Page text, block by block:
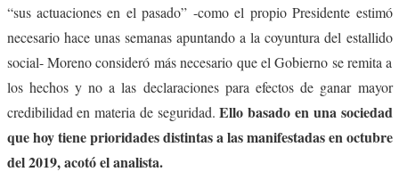
“sus actuaciones en el pasado” -como el propio Presidente estimó
necesario hace unas semanas apuntando a la coyuntura del estallido
social- Moreno consideró más necesario que el Gobierno se remita a
los hechos y no a las declaraciones para efectos de ganar mayor
credibilidad en materia de seguridad.Ello basado en una sociedad
que hoy tiene prioridades distintas a las manifestadas en octubre
del 2019, acotó el analista.